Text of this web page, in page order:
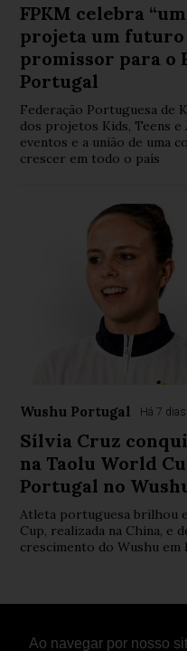
Ao navegar por nosso
FPKM celebra
projeta um futuro
promissor para o
Portugal
Federação Portuguesa de
dos projetos Kids, Teens
eventos e a união de uma
crescer em todo o país
Wushu Portugal Há 7 dias
Sílvia Cruz
na Taolu World
Portugal no
Atleta portuguesa brilhou
Cup, realizada na China, e
crescimento do Wushu em